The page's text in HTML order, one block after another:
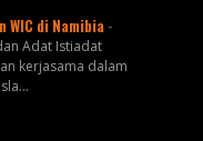
WIC di Namibia-
Adat Istiadat
kerjasama dalam